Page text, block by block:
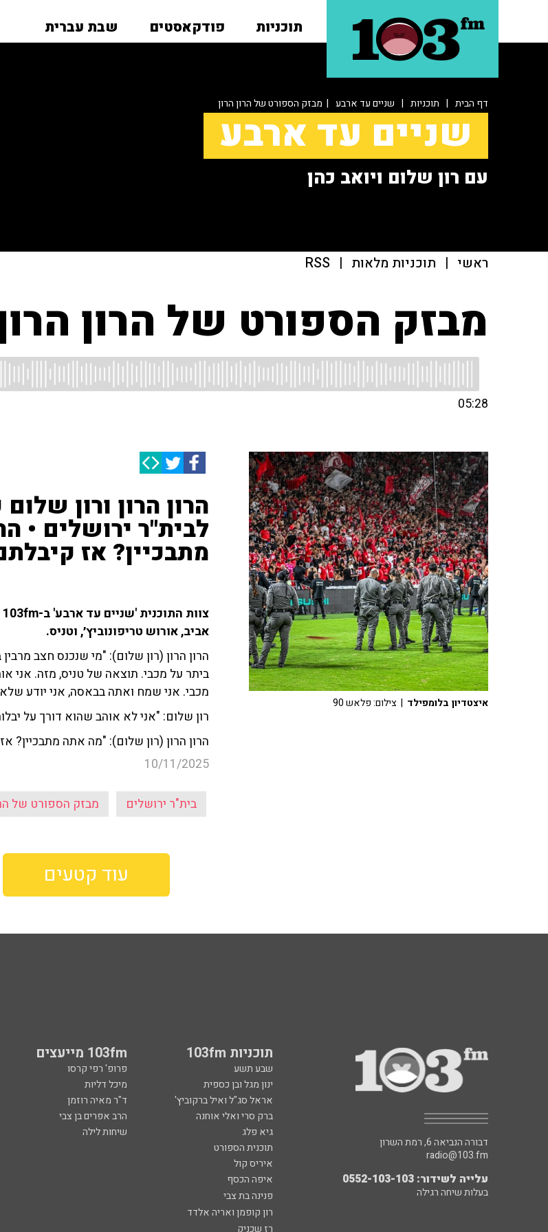
תוכניות פודקאסטים שבת עברית
דף הבית | תוכניות | שניים עד ארבע | מבזק הספורט של הרון הרון
שניים עד ארבע
עם רון שלום ויואב כהן
ראשי | תוכניות מלאות |
RSS
מבזק הספורט של הרון
05:28
הרון הרון ורון
לבית"ר ירושלים •
מתבכיין? אז
אביב, אורוש טריפונוביץ׳, וטניס.
ביתר על מכבי. תוצאה של טניס, מזה. אני
מכבי. אני שמח ואתה בבאסה, אני יודע שלא כיף לקבל 6 בראש.
רון שלום: "אני לא אוהב שהוא דורך על
הרון הרון (רון שלום): "מה אתה
10/11/2025
בית"ר ירושלים מבזק הספורט של
איצטדיון בלומפילד | צילום: פלאש 90
עוד קטעים
תוכניות 103fm 103fm מייעצים
שבע תשע פרופ' רפי קרסו
ינון מגל ובן כספית
מיכל דליות
אראל סג"ל ואיל ברקוביץ'
ד"ר מאיה רוזמן
ברק סרי ואלי אוחנה
הרב אפרים בן צבי
גיא פלג
שיחות לילה
תוכנית הספורט
איריס קול
איפה הכסף
פנינה בת צבי
רון קופמן ואריה אלדד
רז שכניק
דבורה הנביאה 6, רמת השרון
radio@103.fm
עלייה לשידור: 0552-103-103
בעלות שיחה רגילה